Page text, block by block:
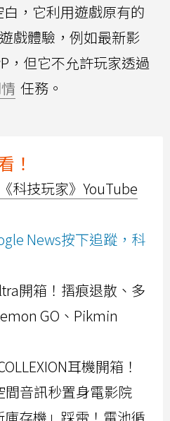
，它利用遊戲原有的
戲體驗，例如最新影
，但它不允許玩家透過
任務。
！
科技玩家》YouTube
News按下追蹤，科
開箱！摺痕退散、多
GO、Pikmin
耳機開箱！
音訊秒置身電影院
存機」踩雷！電池循